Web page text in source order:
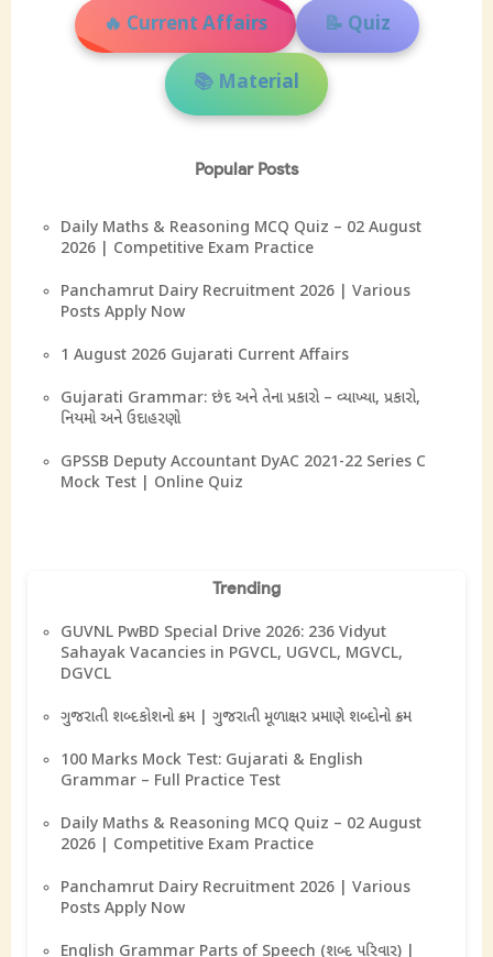
🔥 Current Affairs 📝 Quiz
📚 Material
Popular Posts
Daily Maths & Reasoning MCQ Quiz – 02 August
2026 | Competitive Exam Practice
Panchamrut Dairy Recruitment 2026 | Various
Posts Apply Now
1 August 2026 Gujarati Current Affairs
Gujarati Grammar: છંદ અને તેના પ્રકારો – વ્યાખ્યા, પ્રકારો,
નિયમો અને ઉદાહરણો
GPSSB Deputy Accountant DyAC 2021-22 Series C
Mock Test | Online Quiz
Trending
GUVNL PwBD Special Drive 2026: 236 Vidyut
Sahayak Vacancies in PGVCL, UGVCL, MGVCL,
DGVCL
ગુજરાતી શબ્દકોશનો ક્રમ | ગુજરાતી મૂળાક્ષર પ્રમાણે શબ્દોનો ક્રમ
100 Marks Mock Test: Gujarati & English
Grammar – Full Practice Test
Daily Maths & Reasoning MCQ Quiz – 02 August
2026 | Competitive Exam Practice
Panchamrut Dairy Recruitment 2026 | Various
Posts Apply Now
English Grammar Parts of Speech (શબ્દ પરિવાર) |